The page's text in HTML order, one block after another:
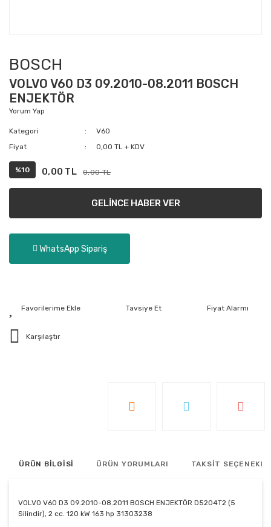
BOSCH
VOLVO V60 D3 09.2010-08.2011 BOSCH
ENJEKTÖR
Yorum Yap
Kategori
V60
Fiyat
0,00 TL + KDV
%10 0,00 TL 0,00 TL
GELİNCE HABER VER
WhatsApp Sipariş
Tavsiye Et Fiyat Alarmı
Karşılaştır
ÜRÜN BİLGİSİ ÜRÜN YORUMLARI TAKSİT
VOLVO V60 D3 09.2010-08.2011 BOSCH ENJEKTÖR D5204T2 (5
Silindir), 2 cc. 120 kW 163 hp 31303238